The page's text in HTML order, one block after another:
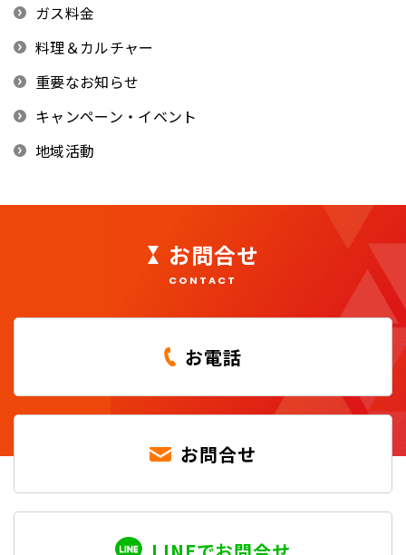
ガス料金
料理＆カルチャー
重要なお知らせ
キャンペーン・イベント
地域活動
お問合せ
CONTACT
お電話
お問合せ